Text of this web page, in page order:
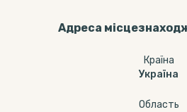
Адреса
Країна
Україна
Область